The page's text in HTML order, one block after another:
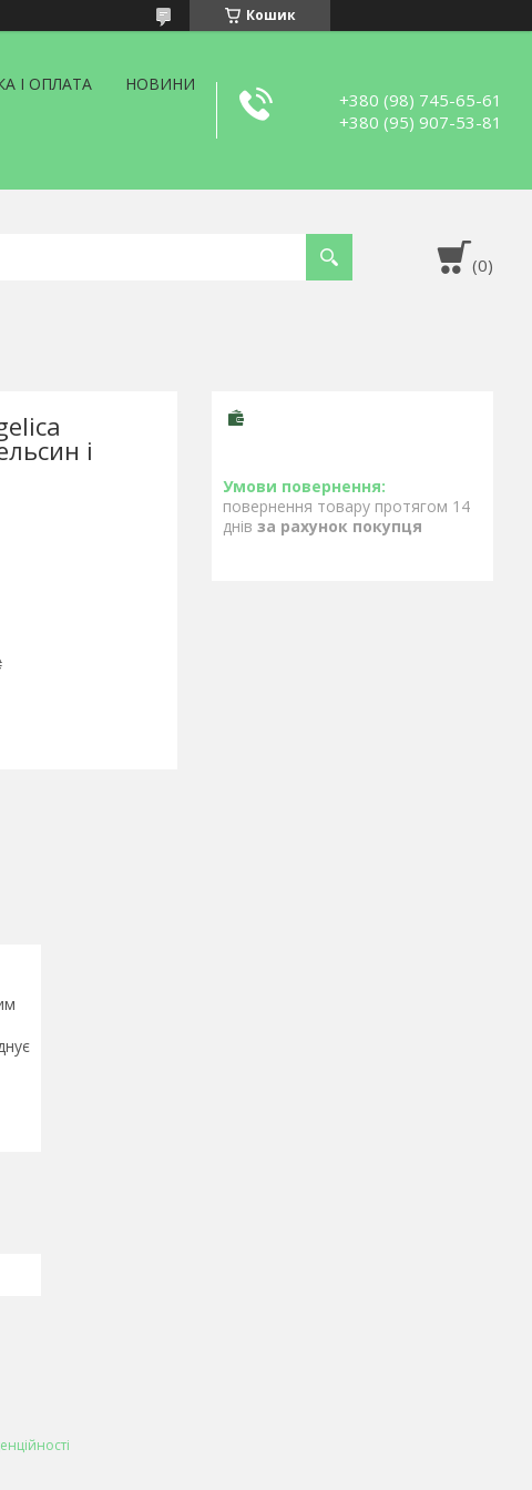
Кошик
І ОПЛАТА НОВИНИ
+380 (98) 745-65-61
+380 (95) 907-53-81
і
повернення товару протягом 14
днів за рахунок покупця